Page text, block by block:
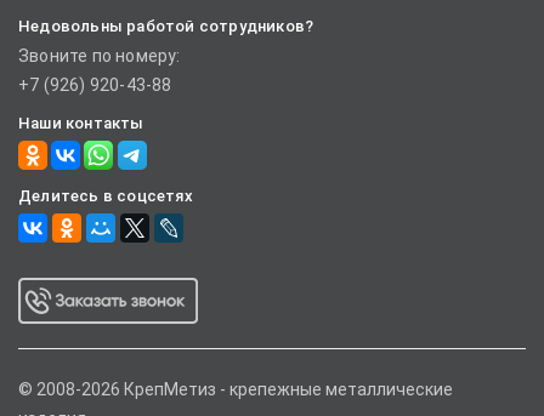
Недовольны работой сотрудников?
Звоните по номеру:
+7 (926) 920-43-88
Наши контакты
Делитесь в соцсетях
© 2008-2026 КрепМетиз - крепежные металлические